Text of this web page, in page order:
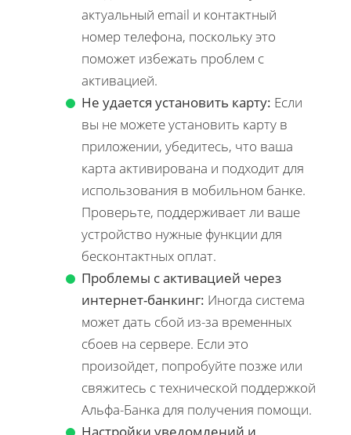
актуальный email и контактный
номер телефона, поскольку это
поможет избежать проблем с
активацией.
Не удается установить карту: Если
вы не можете установить карту в
приложении, убедитесь, что ваша
карта активирована и подходит для
использования в мобильном банке.
Проверьте, поддерживает ли ваше
устройство нужные функции для
бесконтактных оплат.
Проблемы с активацией через
интернет-банкинг: Иногда система
может дать сбой из-за временных
сбоев на сервере. Если это
произойдет, попробуйте позже или
свяжитесь с технической поддержкой
Альфа-Банка для получения помощи.
Настройки уведомлений и